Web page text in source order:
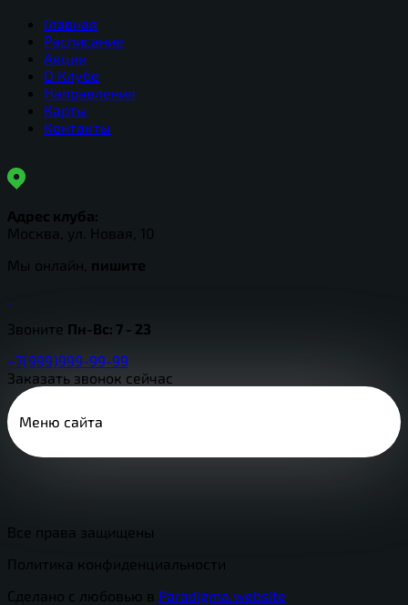
Главная
Расписание
Акции
О Клубе
Направления
Карты
Контакты
Адрес клуба:
Москва, ул. Новая, 10
Мы онлайн, пишите
Звоните Пн-Вс: 7 - 23
+7(999)999-99-99
Заказать звонок сейчас
Меню сайта
Все права защищены
Политика конфиденциальности
Сделано с любовью в Paradigma.website